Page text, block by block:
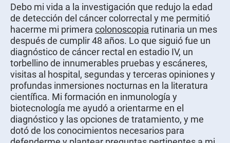
Debo mi vida a la investigación que redujo la edad
de detección del cáncer colorrectal y me permitió
hacerme mi primera colonoscopia rutinaria un mes
después de cumplir 48 años. Lo que siguió fue un
diagnóstico de cáncer rectal en estadio IV, un
torbellino de innumerables pruebas y escáneres,
visitas al hospital, segundas y terceras opiniones y
profundas inmersiones nocturnas en la literatura
científica. Mi formación en inmunología y
biotecnología me ayudó a orientarme en el
diagnóstico y las opciones de tratamiento, y me
dotó de los conocimientos necesarios para